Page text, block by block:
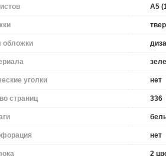
A5
обложки
уголки нет
страниц 336
нет
2